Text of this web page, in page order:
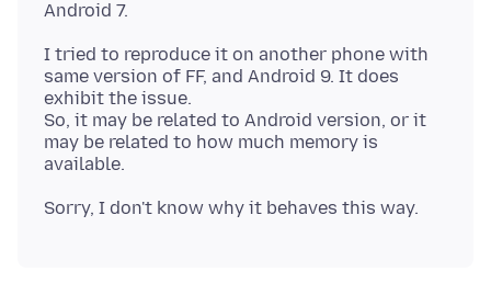
I tried to reproduce it on another phone with
same version of FF, and Android 9. It does
exhibit the issue.
So, it may be related to Android version, or it
may be related to how much memory is